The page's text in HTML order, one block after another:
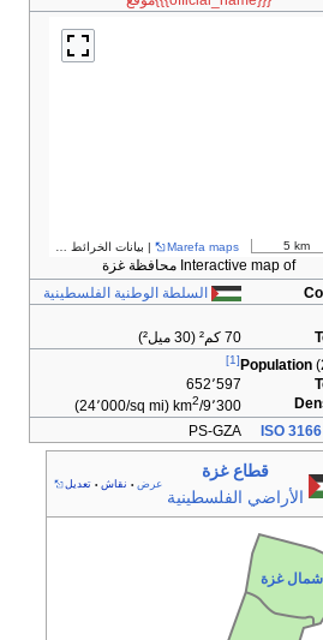
5 km
Marefa maps | بيانات الخرائط ©
Interactive map of محافظة غزة
السلطة الوطنية الفلسطينية
70 كم² (30 ميل²)
Population
[1]
652٬597
9٬300/km 2
(24٬000/sq mi)
ISO
PS-GZA
قطاع غزة
الأراضي الفلسطينية
عرض • نقاش • تعديل
شمال غزة